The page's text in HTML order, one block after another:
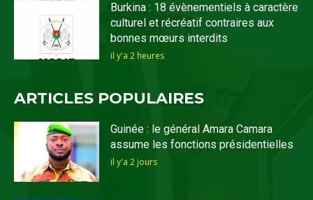
Burkina : 18 évènementiels à caractère
culturel et récréatif contraires aux
bonnes mœurs interdits
il y'a 2 heures
ARTICLES POPULAIRES
Guinée : le général Amara Camara
assume les fonctions présidentielles
il y'a 2 jours